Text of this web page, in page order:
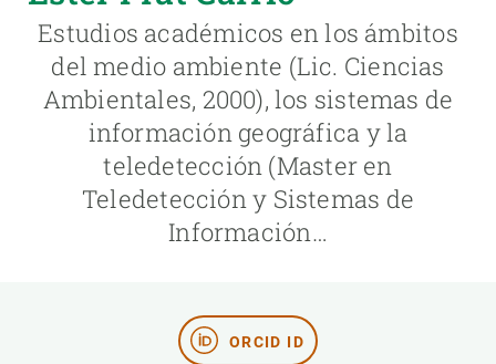
Estudios académicos en los ámbitos
del medio ambiente (Lic. Ciencias
Ambientales, 2000), los sistemas de
información geográfica y la
teledetección (Master en
Teledetección y Sistemas de
Información…
ORCID ID
NOTICIAS Y AGENDA